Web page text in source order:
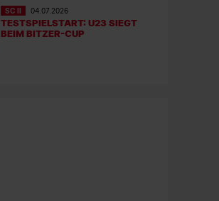
SC II 04.07.2026
TESTSPIELSTART: U23 SIEGT
BEIM BITZER-CUP